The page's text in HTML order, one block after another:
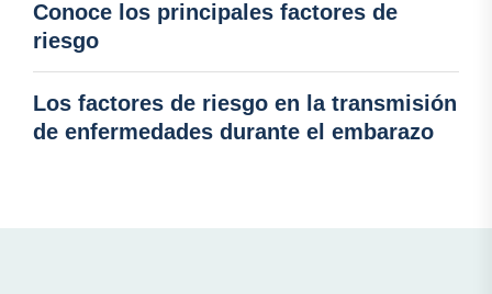
Conoce los principales factores de
riesgo
Los factores de riesgo en la transmisión
de enfermedades durante el embarazo